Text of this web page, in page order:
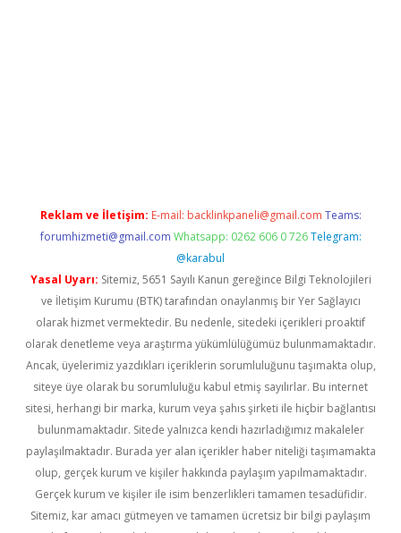
Reklam ve İletişim: E-mail: backlinkpaneli@gmail.com Teams:
forumhizmeti@gmail.com Whatsapp: 0262 606 0 726 Telegram:
@karabul
Yasal Uyarı: Sitemiz, 5651 Sayılı Kanun gereğince Bilgi Teknolojileri
ve İletişim Kurumu (BTK) tarafından onaylanmış bir Yer Sağlayıcı
olarak hizmet vermektedir. Bu nedenle, sitedeki içerikleri proaktif
olarak denetleme veya araştırma yükümlülüğümüz bulunmamaktadır.
Ancak, üyelerimiz yazdıkları içeriklerin sorumluluğunu taşımakta olup,
siteye üye olarak bu sorumluluğu kabul etmiş sayılırlar. Bu internet
sitesi, herhangi bir marka, kurum veya şahıs şirketi ile hiçbir bağlantısı
bulunmamaktadır. Sitede yalnızca kendi hazırladığımız makaleler
paylaşılmaktadır. Burada yer alan içerikler haber niteliği taşımamakta
olup, gerçek kurum ve kişiler hakkında paylaşım yapılmamaktadır.
Gerçek kurum ve kişiler ile isim benzerlikleri tamamen tesadüfidir.
Sitemiz, kar amacı gütmeyen ve tamamen ücretsiz bir bilgi paylaşım